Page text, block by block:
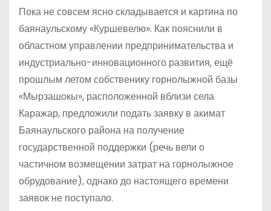
Пока не совсем ясно складывается и картина по
баянаульскому «Куршевелю». Как пояснили в
областном управлении предпринимательства и
индустриально-инновационного развития, ещё
прошлым летом собственику горнолыжной базы
«Мырзашокы», расположенной вблизи села
Каражар, предложили подать заявку в акимат
Баянаульского района на получение
государственной поддержки (речь вели о
частичном возмещении затрат на горнолыжное
обрудование), однако до настоящего времени
заявок не поступало.